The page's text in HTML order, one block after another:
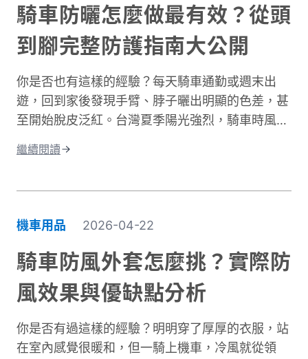
或休閒褲有著根本性的差異。在台灣這個機車密度
極高的環境中，道路狀況複雜、天氣多變。突然下
雨導致路面濕滑、緊急煞車、車流密集，都讓騎士
型，更是守護生命的投資。本文將深入解析機車防
摔褲的防護原理、材質差異、CE認證標準，以及
如何根據通勤或長途需求進行防摔褲選購。讓你找
到兼顧安全、舒適與預算的理想選擇。
騎車防曬怎麼做最有效？從頭
到腳完整防護指南大公開
你是否也有這樣的經驗？每天騎車通勤或週末出
遊，回到家後發現手臂、脖子曬出明顯的色差，甚
至開始脫皮泛紅。台灣夏季陽光強烈，騎車時風吹
少。許多人以為騎車防曬只是愛美的選擇，其實這
下來容易造成曬傷、曬黑，甚至加速肌膚老化。別
擔心，做好紫外線防護並不複雜！本文將帶你了解
台灣氣候下的曝曬風險，並分享從頭部到腳部的完
整防曬裝備選擇。只要掌握正確方法，你也能在享
受騎車樂趣的同時，有效保護肌膚，遠離曬傷困
繼續閱讀
機車用品 2026-04-22
騎車防風外套怎麼挑？實際防
風效果與優缺點分析
你是否有過這樣的經驗？明明穿了厚厚的衣服，站
在室內感覺很暖和，但一騎上機車，冷風就從領